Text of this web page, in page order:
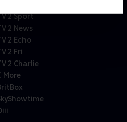
2 Sport
2 News
2 Echo
2 Fri
2 Charlie
More